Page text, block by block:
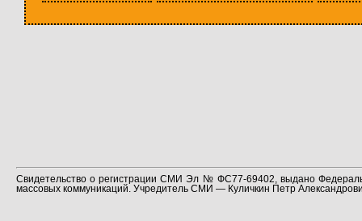
Свидетельство о регистрации СМИ Эл № ФС77-69402, выдано
массовых коммуникаций. Учредитель СМИ — Куличкин Петр